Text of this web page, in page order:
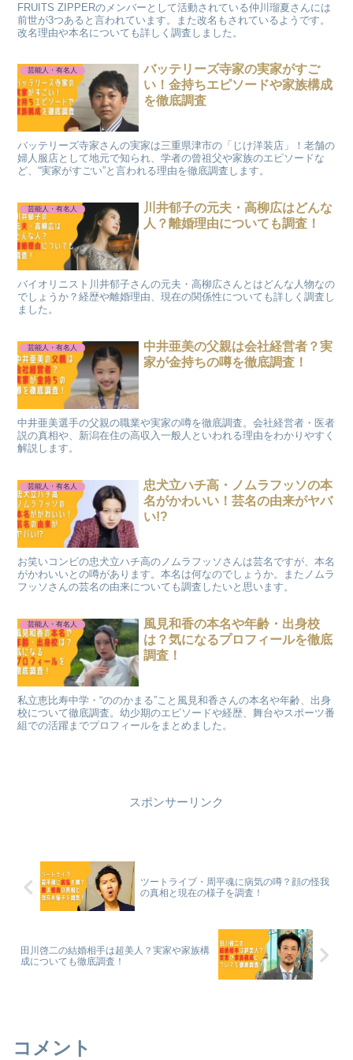
FRUITS ZIPPERのメンバーとして活動されている仲川瑠夏さんには
前世が3つあると言われています。また改名もされているようです。
改名理由や本名についても詳しく調査しました。
芸能人・有名人
バッテリーズ寺家の実家がすご
い！金持ちエピソードや家族構成
を徹底調査
バッテリーズ寺家さんの実家は三重県津市の「じけ洋装店」！老舗の
婦人服店として地元で知られ、学者の曾祖父や家族のエピソードな
ど、“実家がすごい”と言われる理由を徹底調査します。
芸能人・有名人
川井郁子の元夫・高柳広はどんな
人？離婚理由についても調査！
バイオリニスト川井郁子さんの元夫・高柳広さんとはどんな人物なの
でしょうか？経歴や離婚理由、現在の関係性についても詳しく調査し
ました。
芸能人・有名人
中井亜美の父親は会社経営者？実
家が金持ちの噂を徹底調査！
中井亜美選手の父親の職業や実家の噂を徹底調査。会社経営者・医者
説の真相や、新潟在住の高収入一般人といわれる理由をわかりやすく
解説します。
芸能人・有名人
忠犬立ハチ高・ノムラフッソの本
名がかわいい！芸名の由来がヤバ
い!?
お笑いコンビの忠犬立ハチ高のノムラフッソさんは芸名ですが、本名
がかわいいとの噂があります。本名は何なのでしょうか。またノムラ
フッソさんの芸名の由来についても調査したいと思います。
芸能人・有名人
風見和香の本名や年齢・出身校
は？気になるプロフィールを徹底
調査！
私立恵比寿中学・“ののかまる”こと風見和香さんの本名や年齢、出身
校について徹底調査。幼少期のエピソードや経歴、舞台やスポーツ番
組での活躍までプロフィールをまとめました。
スポンサーリンク
ツートライブ・周平魂に病気の噂？顔の怪我
の真相と現在の様子を調査！
田川啓二の結婚相手は超美人？実家や家族構
成についても徹底調査！
コメント